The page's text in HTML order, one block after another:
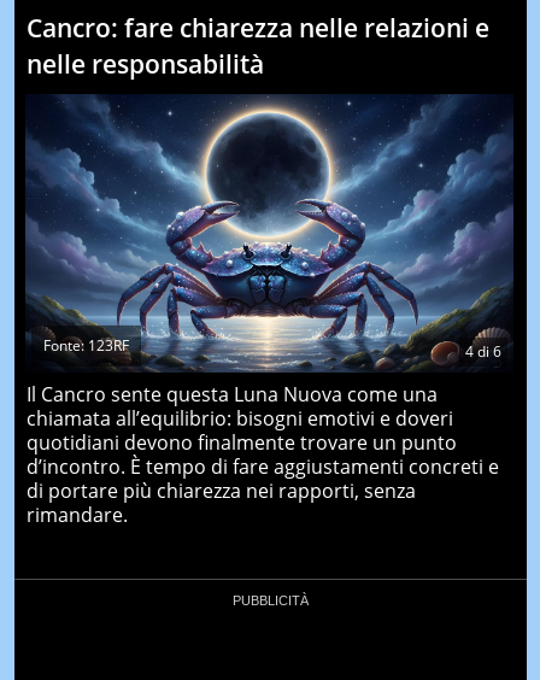
Cancro: fare chiarezza nelle relazioni e
nelle responsabilità
4di 6
Fonte: 123RF
Il Cancro sente questa Luna Nuova come una
chiamata all’equilibrio: bisogni emotivi e doveri
quotidiani devono finalmente trovare un punto
d’incontro. È tempo di fare aggiustamenti concreti e
di portare più chiarezza nei rapporti, senza
rimandare.